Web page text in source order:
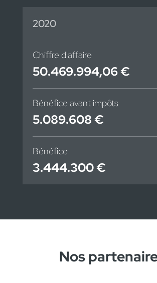
2020
Chiffre d'affaire
50.469.994,06 €
Bénéfice avant impôts
5.089.608 €
Bénéfice
3.444.300 €
Nos